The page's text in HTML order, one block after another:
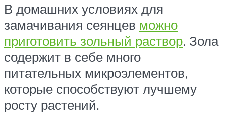
В домашних условиях для
замачивания сеянцев можно
приготовить зольный раствор. Зола
содержит в себе много
питательных микроэлементов,
которые способствуют лучшему
росту растений.